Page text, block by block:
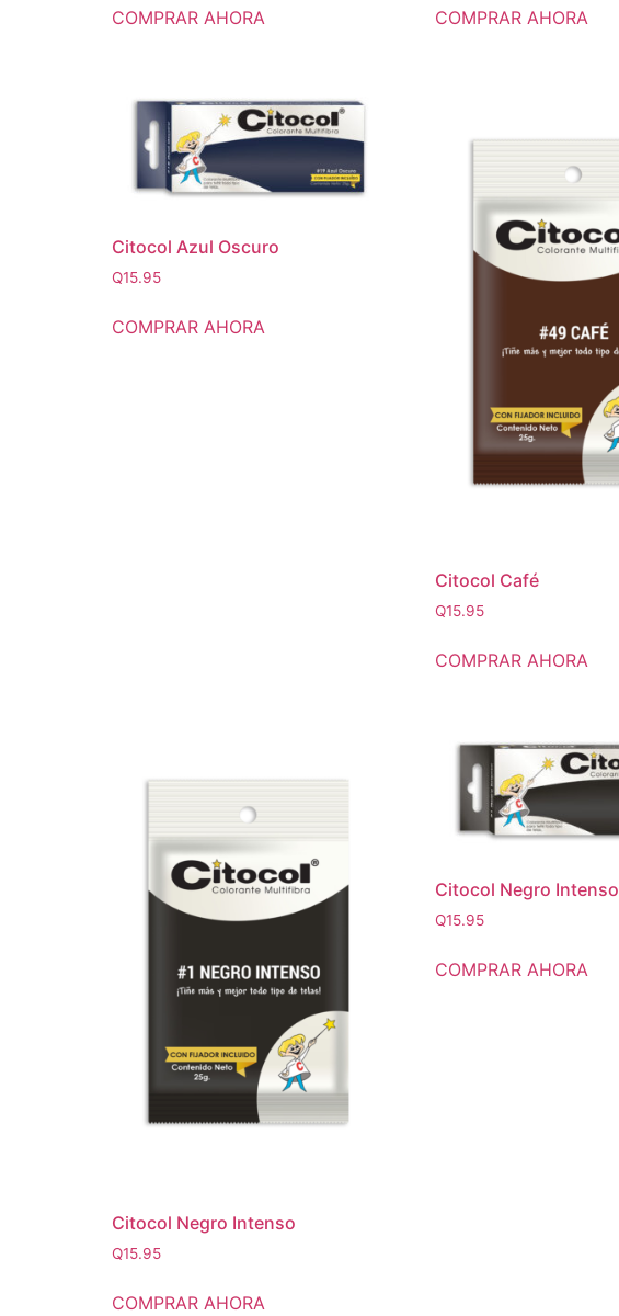
COMPRAR AHORA COMPRAR AHORA
Citocol Azul Oscuro
Q15.95
COMPRAR AHORA
Citocol Café
Q15.95
COMPRAR AHORA
Citocol Negro Intenso
Q15.95
COMPRAR AHORA
Citocol Negro Intenso
Q15.95
COMPRAR AHORA